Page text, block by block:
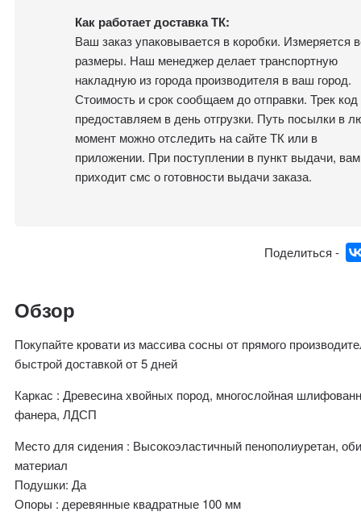
Как работает доставка ТК:
Ваш заказ упаковывается в коробки. Измеряется
размеры. Наш менеджер делает транспортную
накладную из города производителя в ваш город.
Стоимость и срок сообщаем до отправки. Трек код
предоставляем в день отгрузки. Путь посылки в
момент можно отследить на сайте ТК или в
приложении. При поступлении в пункт выдачи, вам
приходит смс о готовности выдачи заказа.
Поделиться -
Обзор
Покупайте кровати из массива сосны от прямого
быстрой доставкой от 5 дней
Каркас : Древесина хвойных пород, многослойная
фанера, ЛДСП
Место для сидения : Высокоэластичный пенополиуретан,
материал
Подушки: Да
Опоры : деревянные квадратные 100 мм